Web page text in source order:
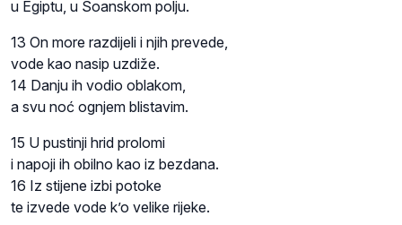
u Egiptu, u Soanskom polju.
13 On more razdijeli i njih prevede,
vode kao nasip uzdiže.
14 Danju ih vodio oblakom,
a svu noć ognjem blistavim.
15 U pustinji hrid prolomi
i napoji ih obilno kao iz bezdana.
16 Iz stijene izbi potoke
te izvede vode k’o velike rijeke.